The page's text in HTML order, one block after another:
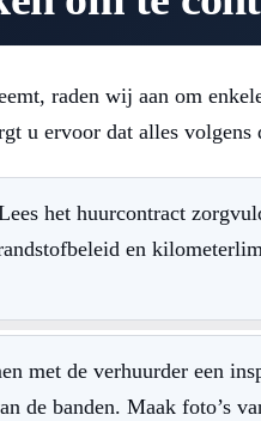
raden wij aan om
u ervoor dat alles volgens
het huurcontract
en
met de verhuurder een
de banden. Maak foto’s